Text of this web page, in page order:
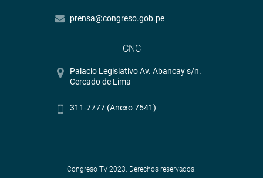
prensa@congreso.gob.pe
CNC
Palacio Legislativo Av. Abancay s/n.
Cercado de Lima
311-7777 (Anexo 7541)
Congreso TV 2023. Derechos reservados.